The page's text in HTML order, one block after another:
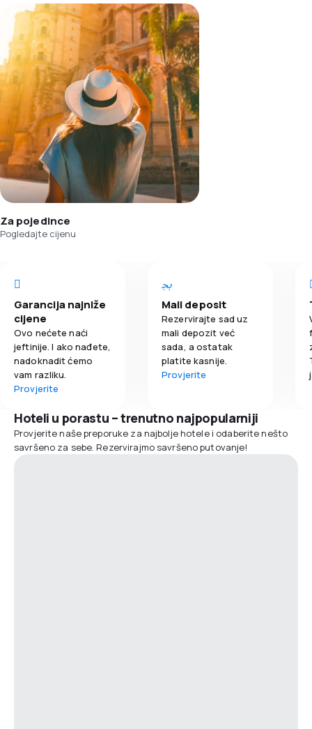
Za pojedince
Pogledajte cijenu
Garancija najniže
cijene
Ovo nećete naći
jeftinije. I ako nađete,
nadoknadit ćemo
vam razliku.
Provjerite
Mali deposit
Rezervirajte sad uz
mali depozit već
sada, a ostatak
platite kasnije.
Provjerite
Hoteli u porastu – trenutno najpopularniji
Provjerite naše preporuke za najbolje hotele i odaberite nešto
savršeno za sebe. Rezervirajmo savršeno putovanje!